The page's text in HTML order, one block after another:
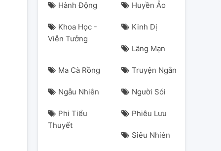
Hành Động Huyền Ảo
Khoa Học -
Viễn Tưởng
Kinh Dị
Lãng Mạn
Ma Cà Rồng Truyện Ngắn
Ngẫu Nhiên Người Sói
Phi Tiểu
Thuyết
Phiêu Lưu
Siêu Nhiên